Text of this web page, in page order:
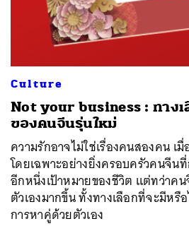
Culture
Not your business : ทาง
ของคนจีนรุ่นใหม่
ความรักอาจไม่ใช่เรื่องคนสองคน เ
โดยเฉพาะอย่างยิ่งครอบครัวคนจีน
อีกหนึ่งเป้าหมายของชีวิต แต่ทว่าค
ตัวเองมากขึ้น ทั้งทางเลือกที่จะมีหรื
การหาคู่ด้วยตัวเอง